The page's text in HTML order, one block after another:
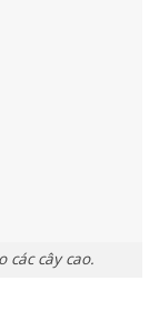
các cây cao.